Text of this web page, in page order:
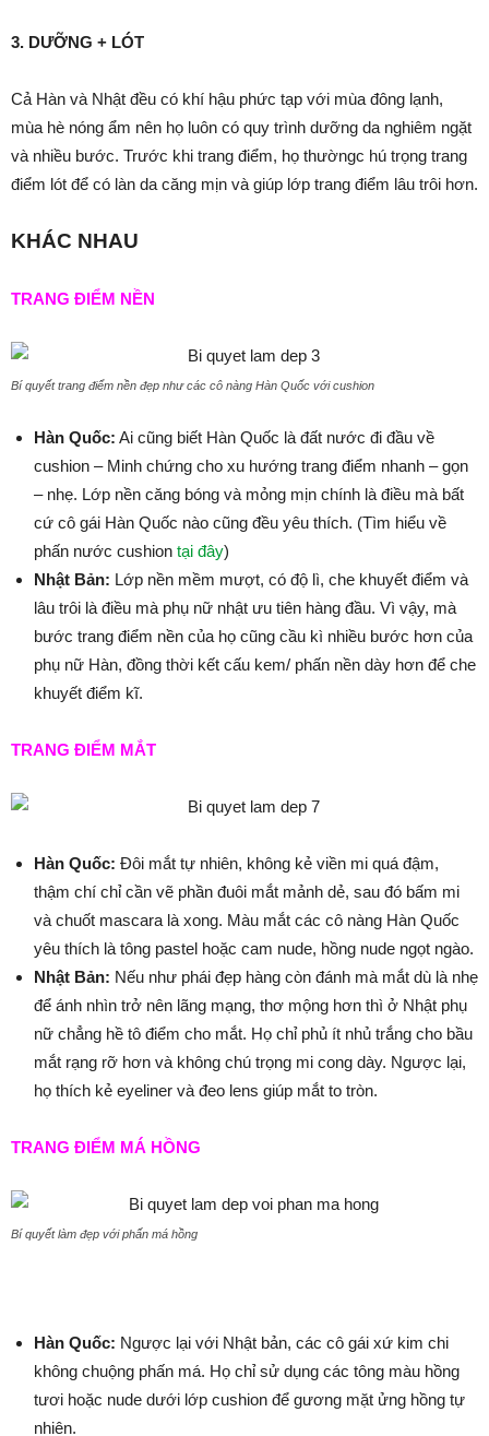
3. DƯỠNG + LÓT
Cả Hàn và Nhật đều có khí hậu phức tạp với mùa đông lạnh,
mùa hè nóng ẩm nên họ luôn có quy trình dưỡng da nghiêm ngặt
và nhiều bước. Trước khi trang điểm, họ thườngc hú trọng trang
điểm lót để có làn da căng mịn và giúp lớp trang điểm lâu trôi hơn.
KHÁC NHAU
TRANG ĐIỂM NỀN
Bí quyết trang điểm nền đẹp như các cô nàng Hàn Quốc với cushion
Hàn Quốc: Ai cũng biết Hàn Quốc là đất nước đi đầu về
cushion – Minh chứng cho xu hướng trang điểm nhanh – gọn
– nhẹ. Lớp nền căng bóng và mỏng mịn chính là điều mà bất
cứ cô gái Hàn Quốc nào cũng đều yêu thích. (Tìm hiểu về
phấn nước cushion tại đây)
Nhật Bản: Lớp nền mềm mượt, có độ lì, che khuyết điểm và
lâu trôi là điều mà phụ nữ nhật ưu tiên hàng đầu. Vì vậy, mà
bước trang điểm nền của họ cũng cầu kì nhiều bước hơn của
phụ nữ Hàn, đồng thời kết cấu kem/ phấn nền dày hơn để che
khuyết điểm kĩ.
TRANG ĐIỂM MẮT
Hàn Quốc: Đôi mắt tự nhiên, không kẻ viền mi quá đậm,
thậm chí chỉ cần vẽ phần đuôi mắt mảnh dẻ, sau đó bấm mi
và chuốt mascara là xong. Màu mắt các cô nàng Hàn Quốc
yêu thích là tông pastel hoặc cam nude, hồng nude ngọt ngào.
Nhật Bản: Nếu như phái đẹp hàng còn đánh mà mắt dù là nhẹ
để ánh nhìn trở nên lãng mạng, thơ mộng hơn thì ở Nhật phụ
nữ chẳng hề tô điểm cho mắt. Họ chỉ phủ ít nhủ trắng cho bầu
mắt rạng rỡ hơn và không chú trọng mi cong dày. Ngược lại,
họ thích kẻ eyeliner và đeo lens giúp mắt to tròn.
TRANG ĐIỂM MÁ HỒNG
Bí quyết làm đẹp với phấn má hồng
Hàn Quốc: Ngược lại với Nhật bản, các cô gái xứ kim chi
không chuộng phấn má. Họ chỉ sử dụng các tông màu hồng
tươi hoặc nude dưới lớp cushion để gương mặt ửng hồng tự
nhiên.